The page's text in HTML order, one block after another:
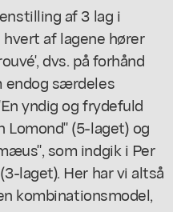
af 3 lag i
af lagene hører
dvs. på forhånd
endog særdeles
yndig og frydefuld
Lomond" (5-laget) og
som indgik i Per
laget). Her har vi altså
kombinationsmodel,